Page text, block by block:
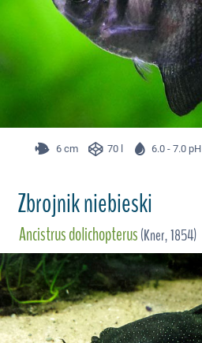
6 cm 70 l 6.0 - 7.0 pH
Zbrojnik niebieski
Ancistrus dolichopterus(Kner, 1854)